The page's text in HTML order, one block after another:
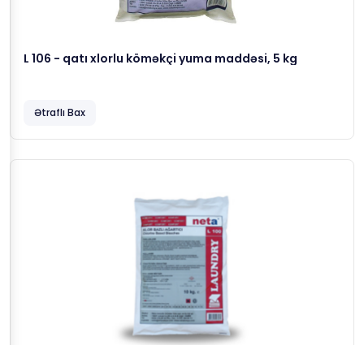
L 106 - qatı xlorlu köməkçi yuma maddəsi, 5 kg
Ətraflı Bax